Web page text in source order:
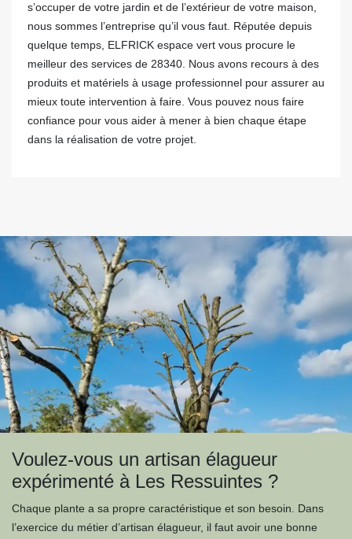
s’occuper de votre jardin et de l’extérieur de votre maison,
nous sommes l’entreprise qu’il vous faut. Réputée depuis
quelque temps, ELFRICK espace vert vous procure le
meilleur des services de 28340. Nous avons recours à des
produits et matériels à usage professionnel pour assurer au
mieux toute intervention à faire. Vous pouvez nous faire
confiance pour vous aider à mener à bien chaque étape
dans la réalisation de votre projet.
Voulez-vous un artisan élagueur
expérimenté à Les Ressuintes ?
Chaque plante a sa propre caractéristique et son besoin. Dans
l’exercice du métier d’artisan élagueur, il faut avoir une bonne